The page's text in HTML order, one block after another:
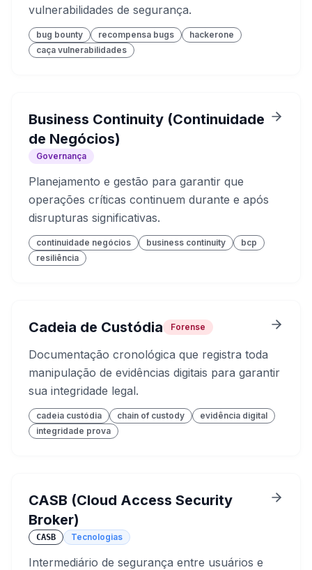
vulnerabilidades de segurança.
bug bounty recompensa bugs
hackerone
caça vulnerabilidades
Business Continuity (Continuidade
de Negócios)
Governança
Planejamento e gestão para garantir que
operações críticas continuem durante e após
disrupturas significativas.
continuidade negócios business continuity
bcp
resiliência
Cadeia de Custódia Forense
Documentação cronológica que registra toda
manipulação de evidências digitais para garantir
sua integridade legal.
cadeia custódia chain of custody
evidência digital
integridade prova
CASB (Cloud Access Security
Broker)
CASB Tecnologias
Intermediário de segurança entre usuários e